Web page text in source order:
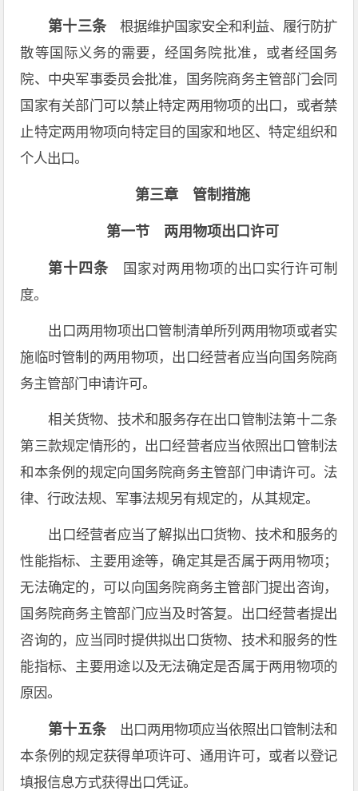
第十三条根据维护国家安全和利益、履行防扩
散等国际义务的需要，经国务院批准，或者经国务
院、中央军事委员会批准，国务院商务主管部门会同
国家有关部门可以禁止特定两用物项的出口，或者禁
止特定两用物项向特定目的国家和地区、特定组织和
个人出口。
第三章 管制措施
第一节 两用物项出口许可
第十四条 国家对两用物项的出口实行许可制
度。
出口两用物项出口管制清单所列两用物项或者实
施临时管制的两用物项，出口经营者应当向国务院商
务主管部门申请许可。
相关货物、技术和服务存在出口管制法第十二条
第三款规定情形的，出口经营者应当依照出口管制法
和本条例的规定向国务院商务主管部门申请许可。法
律、行政法规、军事法规另有规定的，从其规定。
出口经营者应当了解拟出口货物、技术和服务的
性能指标、主要用途等，确定其是否属于两用物项；
无法确定的，可以向国务院商务主管部门提出咨询，
国务院商务主管部门应当及时答复。出口经营者提出
咨询的，应当同时提供拟出口货物、技术和服务的性
能指标、主要用途以及无法确定是否属于两用物项的
原因。
第十五条出口两用物项应当依照出口管制法和
本条例的规定获得单项许可、通用许可，或者以登记
填报信息方式获得出口凭证。